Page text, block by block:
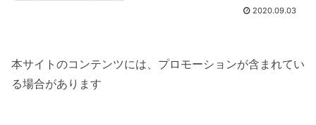
2020.09.03
本サイトのコンテンツには、プロモーションが含まれてい
る場合があります